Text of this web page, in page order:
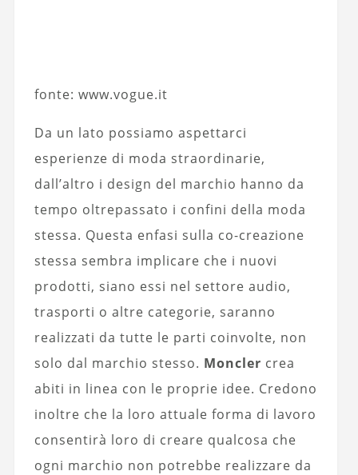
fonte: www.vogue.it
Da un lato possiamo aspettarci
esperienze di moda straordinarie,
dall’altro i design del marchio hanno da
tempo oltrepassato i confini della moda
stessa. Questa enfasi sulla co-creazione
stessa sembra implicare che i nuovi
prodotti, siano essi nel settore audio,
trasporti o altre categorie, saranno
realizzati da tutte le parti coinvolte, non
solo dal marchio stesso. Moncler crea
abiti in linea con le proprie idee. Credono
inoltre che la loro attuale forma di lavoro
consentirà loro di creare qualcosa che
ogni marchio non potrebbe realizzare da